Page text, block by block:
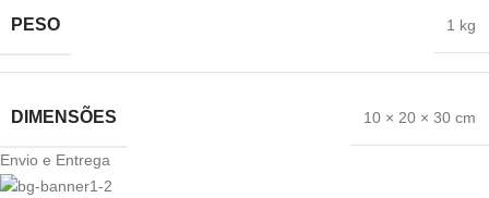
PESO 1 kg
DIMENSÕES 10 × 20 × 30 cm
Envio e Entrega